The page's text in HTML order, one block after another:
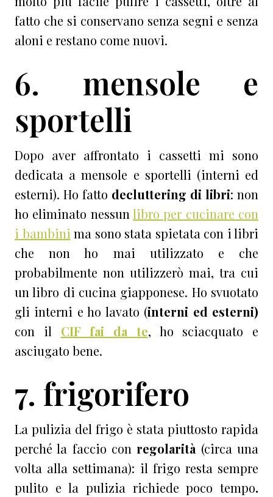
fatto che si conservano senza segni e senza
aloni e restano come nuovi.
6. mensole e
sportelli
Dopo aver affrontato i cassetti mi sono
dedicata a mensole e sportelli (interni ed
esterni). Ho fatto decluttering di libri: non
ho eliminato nessun libro per cucinare con
i bambini ma sono stata spietata con i libri
che non ho mai utilizzato e che
probabilmente non utilizzerò mai, tra cui
un libro di cucina giapponese. Ho svuotato
gli interni e ho lavato (interni ed esterni)
con il
CIF fai da te, ho sciacquato e
asciugato bene.
7. frigorifero
La pulizia del frigo è stata piuttosto rapida
perché la faccio conregolarità (circa una
volta alla settimana): il frigo resta sempre
pulito e la pulizia richiede poco tempo.